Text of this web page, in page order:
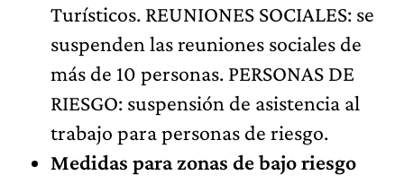
Turísticos. REUNIONES SOCIALES: se
suspenden las reuniones sociales de
más de 10 personas. PERSONAS DE
RIESGO: suspensión de asistencia al
trabajo para personas de riesgo.
Medidas para zonas de bajo riesgo